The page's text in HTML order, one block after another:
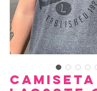
Camiseta